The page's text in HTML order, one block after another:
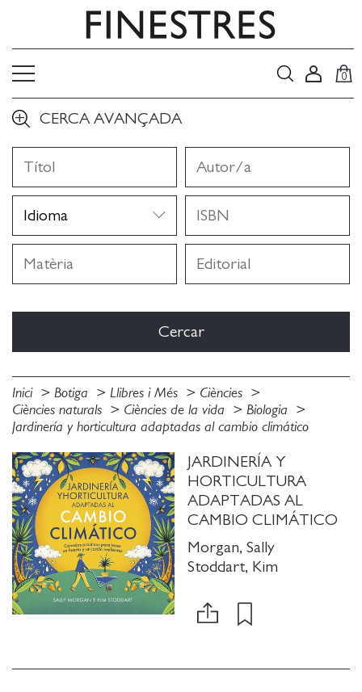
0
CERCA AVANÇADA
Inici Botiga Llibres i Més
Ciències
Ciències naturals
Ciències de la vida
Biologia
Jardinería y horticultura adaptadas al cambio climático
JARDINERÍA Y
HORTICULTURA
ADAPTADAS AL
CAMBIO CLIMÁTICO
Morgan, Sally
Stoddart, Kim